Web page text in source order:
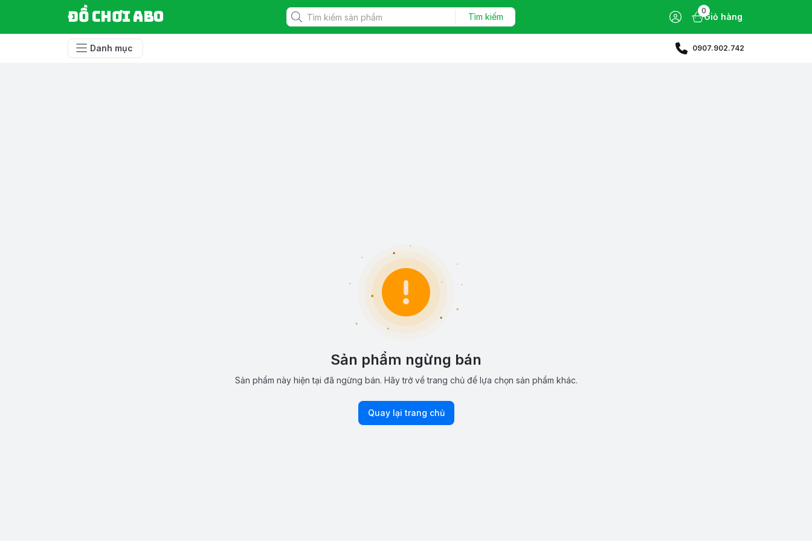
Đồ chơi ABO Tìm kiếm
0
Giỏ hàng
Danh mục 0907.902.742
Sản phẩm ngừng bán
Sản phẩm này hiện tại đã ngừng bán. Hãy trở về trang chủ để lựa chọn sản phẩm khác.
Quay lại trang chủ